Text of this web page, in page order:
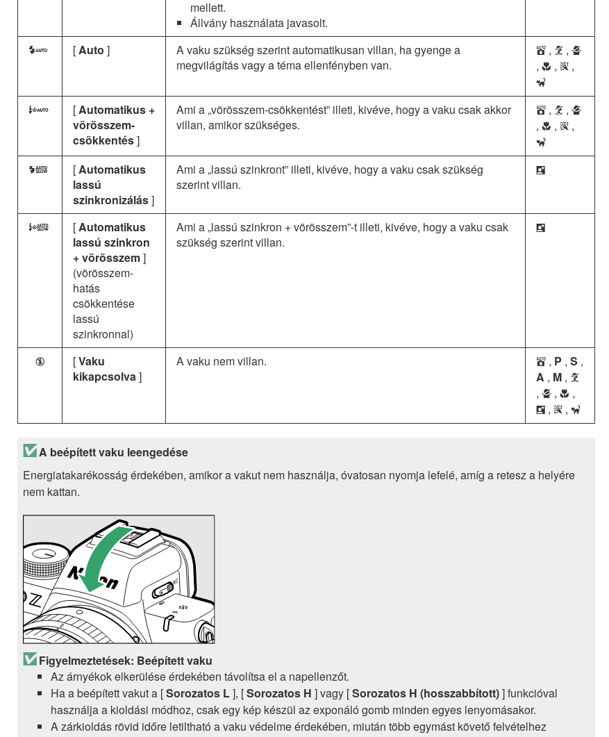
mellett.
Állvány használata javasolt.
X [Auto ]
A vaku szükség szerint automatikusan villan, ha gyenge a
megvilágítás vagy a téma ellenfényben van.
b , k , p
, n , s ,
f
s [Automatikus +
vörösszem-
csökkentés]
Ami a „vörösszem-csökkentést” illeti, kivéve, hogy a vaku csak akkor
villan, amikor szükséges.
b , k , p
, n , s ,
f
t [Automatikus
lassú
szinkronizálás]
Ami a „lassú szinkront” illeti, kivéve, hogy a vaku csak szükség
szerint villan.
o
u [Automatikus
lassú szinkron
+ vörösszem]
(vörösszem-
hatás
csökkentése
lassú
szinkronnal)
Ami a „lassú szinkron + vörösszem”-t illeti, kivéve, hogy a vaku csak
szükség szerint villan.
o
s [Vaku
kikapcsolva]
A vaku nem villan. b , P , S ,
A , M , k
, p , n ,
o , s , f
A beépített vaku leengedése
Energiatakarékosság érdekében, amikor a vakut nem használja, óvatosan nyomja lefelé, amíg a retesz a helyére
nem kattan.
Figyelmeztetések: Beépített vaku
Az árnyékok elkerülése érdekében távolítsa el a napellenzőt.
Ha a beépített vakut a [Sorozatos L], [Sorozatos H ] vagy [Sorozatos H (hosszabbított)] funkcióval
használja a kioldási módhoz, csak egy kép készül az exponáló gomb minden egyes lenyomásakor.
A zárkioldás rövid időre letiltható a vaku védelme érdekében, miután több egymást követő felvételhez